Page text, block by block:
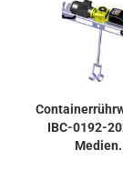
IBC-0192-